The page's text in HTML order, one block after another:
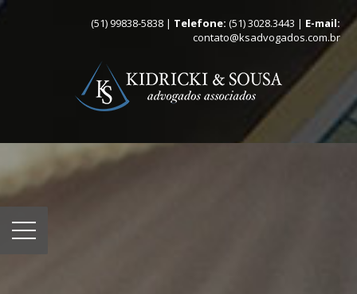
(51) 99838-5838 | Telefone: (51) 3028.3443 | E-mail:
contato@ksadvogados.com.br